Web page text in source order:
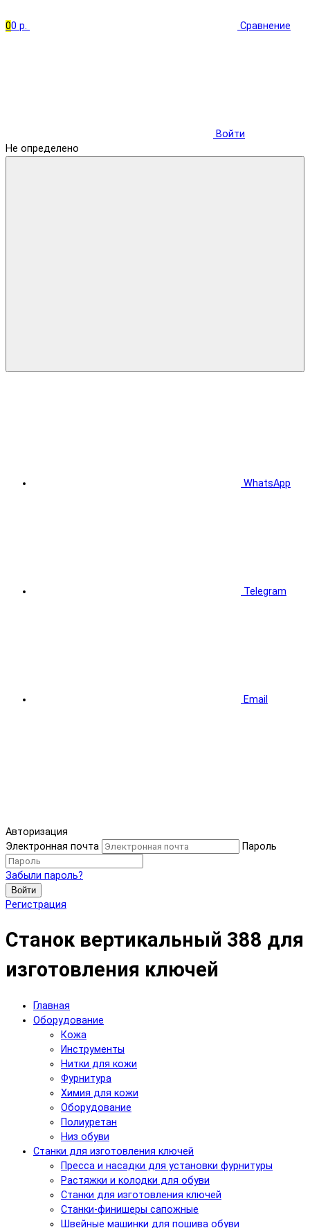
00 р. Сравнение
Войти
Не определено
WhatsApp
Telegram
Email
Авторизация
Электронная почта
Пароль
Забыли пароль?
Войти
Регистрация
Станок вертикальный 388 для
изготовления ключей
Главная
Оборудование
Кожа
Инструменты
Нитки для кожи
Фурнитура
Химия для кожи
Оборудование
Полиуретан
Низ обуви
Станки для изготовления ключей
Пресса и насадки для установки фурнитуры
Растяжки и колодки для обуви
Станки для изготовления ключей
Станки-финишеры сапожные
Швейные машинки для пошива обуви